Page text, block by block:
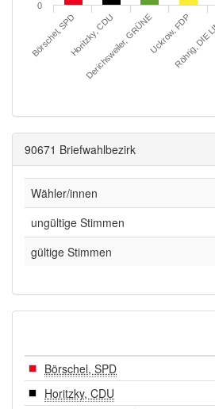
Börschel, SPDHoritzky, CDU
Derichsweiler, GRÜNEUckrow, FDP
Röhrig,
0
90671 Briefwahlbezirk
Wähler/innen
ungültige Stimmen
gültige Stimmen
Börschel, SPD
Horitzky, CDU